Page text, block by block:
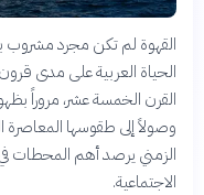
القهوة لم تكن مجرد مشروب
الحياة العربية على مدى
القرن الخمسة عشر، مروراً
وصولاً إلى طقوسها المعاصرة
الزمني يرصد أهم المحطات في
الاجتماعية.